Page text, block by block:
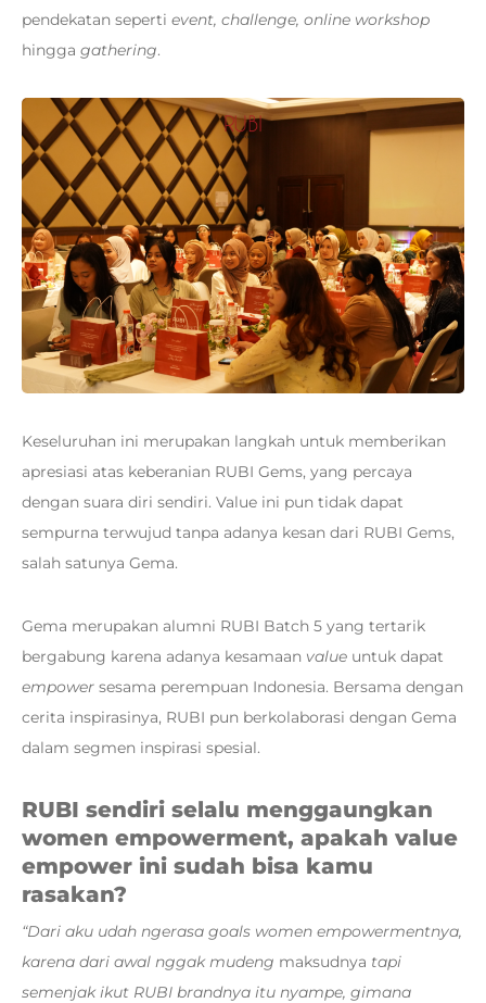
pendekatan seperti event, challenge, online workshop
hingga gathering.
Keseluruhan ini merupakan langkah untuk memberikan
apresiasi atas keberanian RUBI Gems, yang percaya
dengan suara diri sendiri. Value ini pun tidak dapat
sempurna terwujud tanpa adanya kesan dari RUBI Gems,
salah satunya Gema.
Gema merupakan alumni RUBI Batch 5 yang tertarik
bergabung karena adanya kesamaan value untuk dapat
empower sesama perempuan Indonesia. Bersama dengan
cerita inspirasinya, RUBI pun berkolaborasi dengan Gema
dalam segmen inspirasi spesial.
RUBI sendiri selalu menggaungkan
women empowerment, apakah value
empower ini sudah bisa kamu
rasakan?
“Dari aku udah ngerasa goals women empowermentnya,
karena dari awal nggak mudeng maksudnya tapi
semenjak ikut RUBI brandnya itu nyampe, gimana